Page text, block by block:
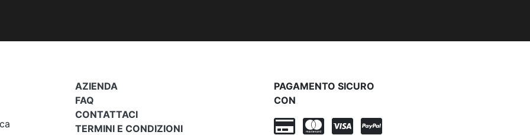
AZIENDA
FAQ
CONTATTACI
TERMINI E CONDIZIONI
PAGAMENTO SICURO
CON